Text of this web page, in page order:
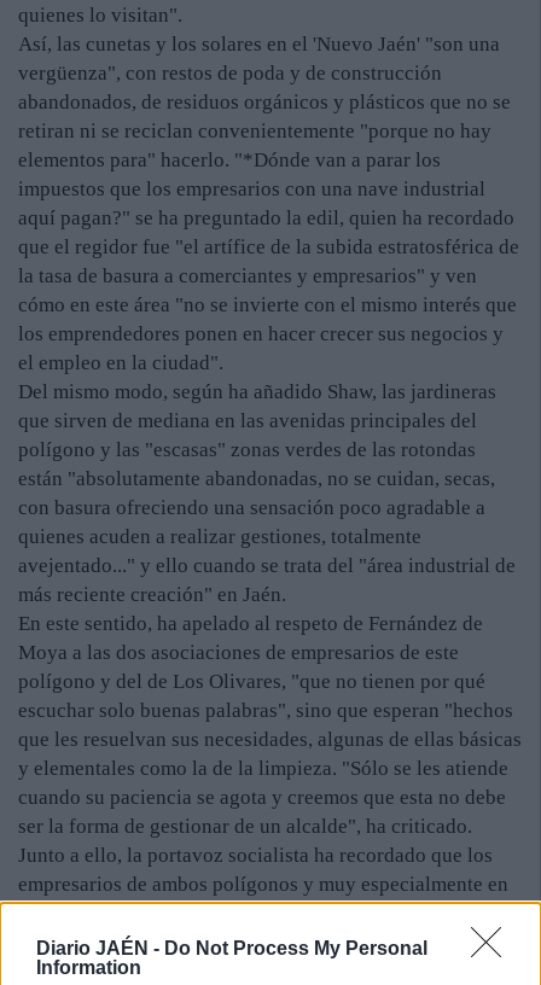
Diario JAÉN - Do Not Process My Personal
Information
quienes lo visitan".
Así, las cunetas y los solares en el 'Nuevo Jaén' "son una
vergüenza", con restos de poda y de construcción
abandonados, de residuos orgánicos y plásticos que no se
retiran ni se reciclan convenientemente "porque no hay
elementos para" hacerlo. "*Dónde van a parar los
impuestos que los empresarios con una nave industrial
aquí pagan?" se ha preguntado la edil, quien ha recordado
que el regidor fue "el artífice de la subida estratosférica de
la tasa de basura a comerciantes y empresarios" y ven
cómo en este área "no se invierte con el mismo interés que
los emprendedores ponen en hacer crecer sus negocios y
el empleo en la ciudad".
Del mismo modo, según ha añadido Shaw, las jardineras
que sirven de mediana en las avenidas principales del
polígono y las "escasas" zonas verdes de las rotondas
están "absolutamente abandonadas, no se cuidan, secas,
con basura ofreciendo una sensación poco agradable a
quienes acuden a realizar gestiones, totalmente
avejentado..." y ello cuando se trata del "área industrial de
más reciente creación" en Jaén.
En este sentido, ha apelado al respeto de Fernández de
Moya a las dos asociaciones de empresarios de este
polígono y del de Los Olivares, "que no tienen por qué
escuchar solo buenas palabras", sino que esperan "hechos
que les resuelvan sus necesidades, algunas de ellas básicas
y elementales como la de la limpieza. "Sólo se les atiende
cuando su paciencia se agota y creemos que esta no debe
ser la forma de gestionar de un alcalde", ha criticado.
Junto a ello, la portavoz socialista ha recordado que los
empresarios de ambos polígonos y muy especialmente en
año" alguna solución en materia de transporte urbano
público, "como se comprometió" el regidor. Los